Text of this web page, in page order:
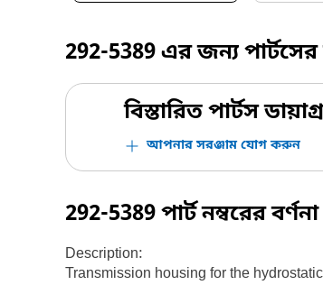
292-5389এর জন্য পার্টসের
বিস্তারিত পার্টস
আপনার সরঞ্জাম যোগ করুন
292-5389পার্ট নম্বরের বর্ণনা
Description:
Transmission housing for the